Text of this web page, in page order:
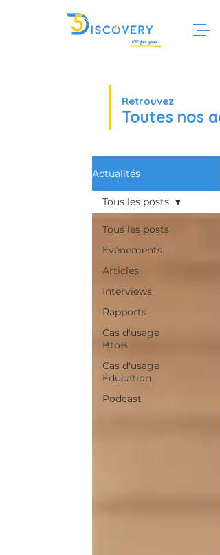
Retrouvez
Toutes nos
Actualités
Tous les posts
Evénements
Articles
Interviews
Rapports
Cas d'usage
BtoB
Cas d'usage
Éducation
Podcast
Tous les posts